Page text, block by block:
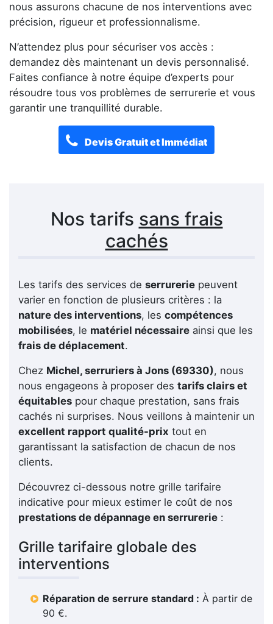
nous assurons chacune de nos interventions avec
précision, rigueur et professionnalisme.
N’attendez plus pour sécuriser vos accès :
demandez dès maintenant un devis personnalisé.
Faites confiance à notre équipe d’experts pour
résoudre tous vos problèmes de serrurerie et vous
garantir une tranquillité durable.
Devis Gratuit et Immédiat
Nos tarifs sans frais
cachés
Les tarifs des services de serrurerie peuvent
varier en fonction de plusieurs critères : la
nature des interventions, les compétences
mobilisées, le matériel nécessaire ainsi que les
frais de déplacement.
Chez Michel, serruriers à Jons (69330), nous
nous engageons à proposer des tarifs clairs et
équitables pour chaque prestation, sans frais
cachés ni surprises. Nous veillons à maintenir un
excellent rapport qualité-prix tout en
garantissant la satisfaction de chacun de nos
clients.
Découvrez ci-dessous notre grille tarifaire
indicative pour mieux estimer le coût de nos
prestations de dépannage en serrurerie :
Grille tarifaire globale des
interventions
Réparation de serrure standard : À partir de
90 €.